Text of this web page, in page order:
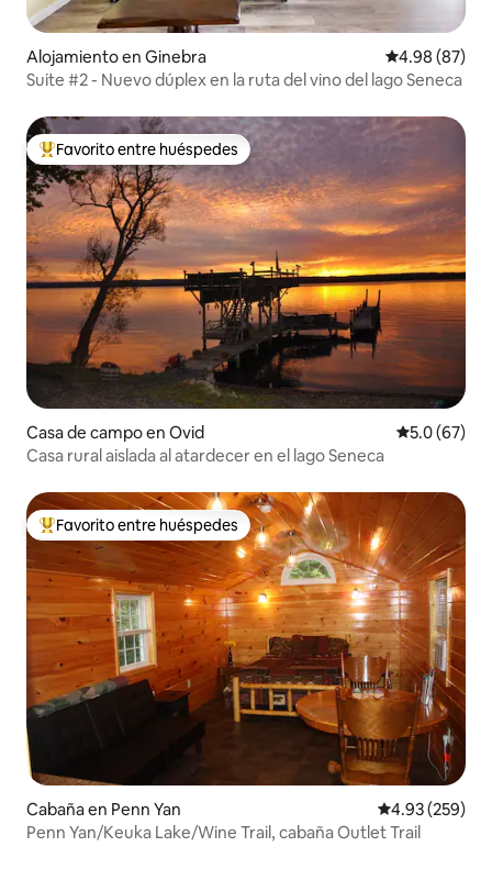
Alojamiento en Ginebra Calificación
4.98 (87)
Suite #2 - Nuevo dúplex en la ruta del vino del lago Seneca
Favorito entre huéspedes preferido
Favorito entre huéspedes
Casa de campo en Ovid Calificación
5.0 (67)
Casa rural aislada al atardecer en el lago Seneca
Favorito entre huéspedes preferido
Favorito entre huéspedes
Cabaña en Penn Yan Calificación
4.93 (259)
Penn Yan/Keuka Lake/Wine Trail, cabaña Outlet Trail